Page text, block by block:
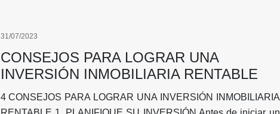
31/07/2023
CONSEJOS PARA LOGRAR UNA
INVERSIÓN INMOBILIARIA RENTABLE
4 CONSEJOS PARA LOGRAR UNA INVERSIÓN INMOBILIARIA